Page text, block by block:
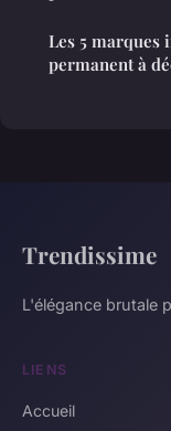
Les 5 marques
permanent à
Trendissime
L'élégance brutale
LIENS
Accueil